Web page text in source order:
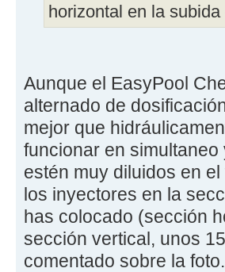
horizontal en la
Aunque el EasyPool
alternado de
mejor que
funcionar en
estén muy diluidos en
los inyectores en la
has colocado (sección
sección vertical, unos
comentado sobre la foto.